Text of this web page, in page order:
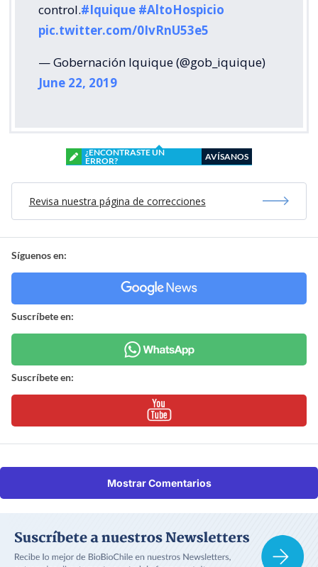
control.#Iquique #AltoHospicio
pic.twitter.com/0IvRnU53e5
— Gobernación Iquique (@gob_iquique)
June 22, 2019
¿ENCONTRASTE UN
ERROR?
AVÍSANOS
Revisa nuestra página de correcciones
Síguenos en:
Suscríbete en:
Suscríbete en:
Mostrar Comentarios